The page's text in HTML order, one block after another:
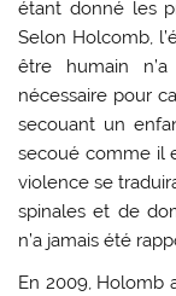
étant donné les
Selon Holcomb,
être humain
nécessaire pour
secouant un
secoué comme il
violence se
spinales et de
n’a jamais été
En 2009, Holomb